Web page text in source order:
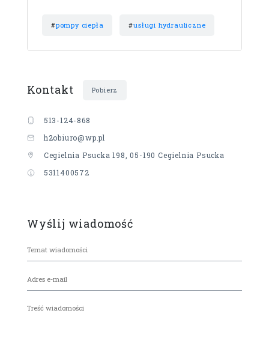
#pompy ciepła #usługi hydrauliczne
Kontakt Pobierz
513-124-868
h2obiuro@wp.pl
Cegielnia Psucka 198, 05-190 Cegielnia Psucka
5311400572
Wyślij wiadomość